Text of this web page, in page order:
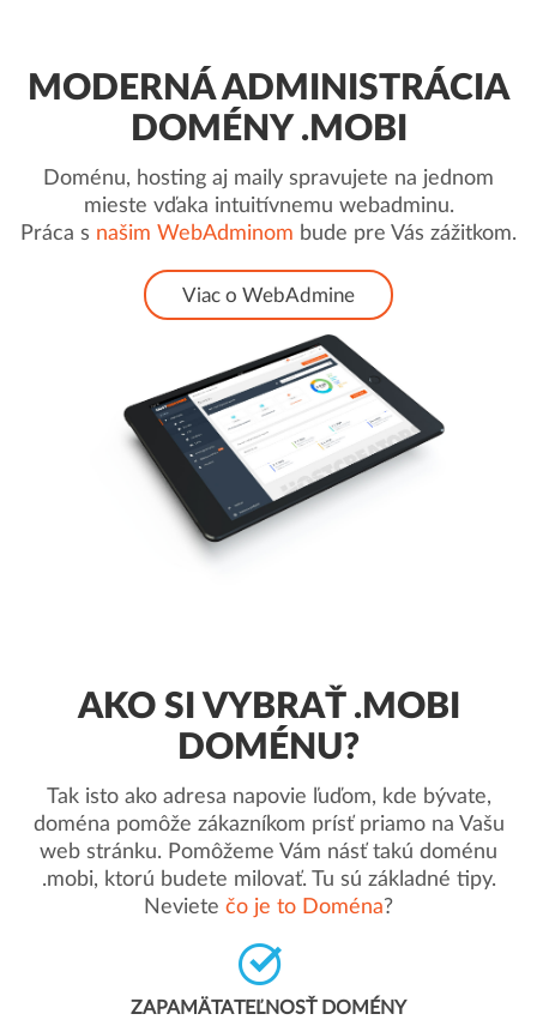
MODERNÁ ADMINISTRÁCIA
DOMÉNY .MOBI
Doménu, hosting aj maily spravujete na jednom
mieste vďaka intuitívnemu webadminu.
Práca s našim WebAdminom bude pre Vás zážitkom.
Viac o WebAdmine
AKO SI VYBRAŤ .MOBI
DOMÉNU?
Tak isto ako adresa napovie ľuďom, kde bývate,
doména pomôže zákazníkom prísť priamo na Vašu
web stránku. Pomôžeme Vám násť takú doménu
.mobi, ktorú budete milovať. Tu sú základné tipy.
Neviete čo je to Doména?
ZAPAMÄTATEĽNOSŤ DOMÉNY